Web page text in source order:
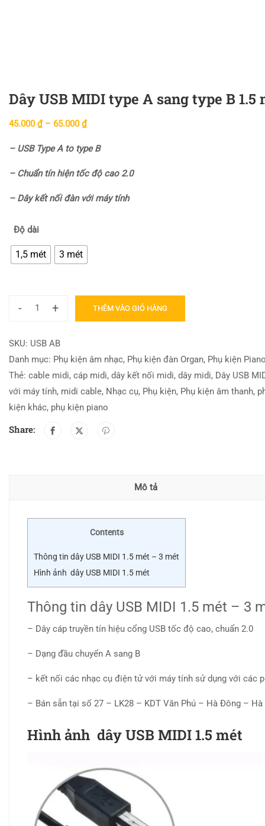
Dây USB MIDI type A sang type B 1.5
45.000₫ – 65.000₫
– USB Type A to type B
– Chuẩn tín hiện tốc độ cao 2.0
– Dây kết nối đàn với máy tính
Độ dài
1,5 mét 3 mét
- + THÊM VÀO GIỎ HÀNG
SKU: USB AB
Danh mục: Phụ kiện âm nhạc, Phụ kiện đàn Organ, Phụ kiện
Thẻ: cable midi, cáp midi, dây kết nối midi, dây midi, Dây USB
với máy tính, midi cable, Nhạc cụ, Phụ kiện, Phụ kiện âm thanh,
kiện khác, phụ kiện piano
Share:
Mô tả
Contents
Thông tin dây USB MIDI 1.5 mét – 3 mét
Hình ảnh dây USB MIDI 1.5 mét
Thông tin dây USB MIDI 1.5 mét – 3
– Dây cáp truyền tín hiệu cổng USB tốc độ cao, chuẩn 2.0
– Dạng đầu chuyển A sang B
– kết nối các nhạc cụ điện tử với máy tính sử dụng với các
– Bán sẵn tại số 27 – LK28 – KDT Văn Phú – Hà Đông –
Hình ảnh dây USB MIDI 1.5 mét